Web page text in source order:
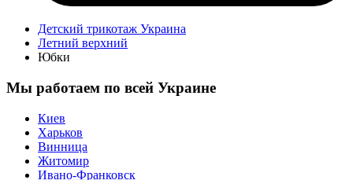
Детский трикотаж Украина
Летний верхний
Юбки
Мы работаем по всей Украине
Киев
Харьков
Винница
Житомир
Ивано-Франковск